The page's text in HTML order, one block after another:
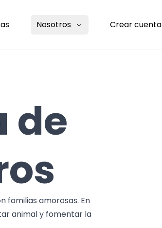
Nosotros Crear cuenta
de
familias amorosas. En
animal y fomentar la